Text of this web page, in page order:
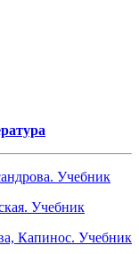
Учебник
Учебник
Капинос. Учебник